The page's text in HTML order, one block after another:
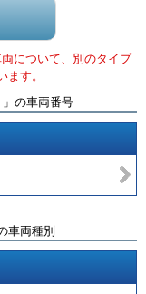
について、別のタイプ
す。
」 の車両番号
車両種別